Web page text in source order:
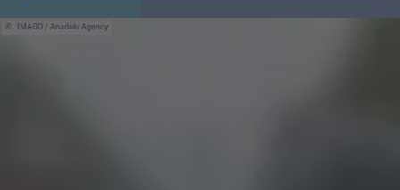
IMAGO / Anadolu Agency